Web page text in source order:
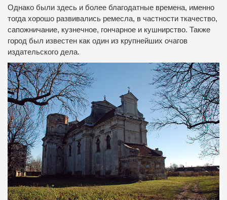
Однако были здесь и более благодатные времена, именно
тогда хорошо развивались ремесла, в частности ткачество,
сапожничание, кузнечное, гончарное и кушнирство. Также
город был известен как один из крупнейших очагов
издательского дела.